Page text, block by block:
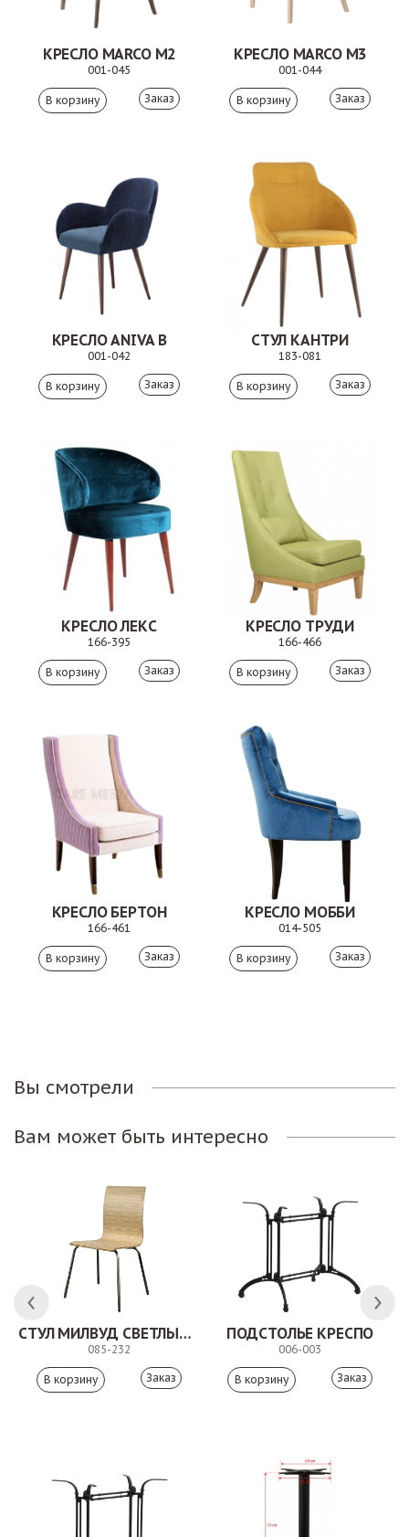
КРЕСЛО MARCO M2
001-045
Заказ
КРЕСЛО MARCO M3
001-044
Заказ
КРЕСЛО ANIVA B
001-042
Заказ
СТУЛ КАНТРИ
183-081
Заказ
КРЕСЛО ЛЕКС
166-395
Заказ
КРЕСЛО ТРУДИ
166-466
Заказ
КРЕСЛО БЕРТОН
166-461
Заказ
КРЕСЛО МОББИ
014-505
Заказ
Вы смотрели
Вам может быть интересно
СТУЛ МИЛВУД СВЕТЛЫЙ ШЕЛК
085-232
Заказ
ПОДСТОЛЬЕ КРЕСПО
006-003
Заказ